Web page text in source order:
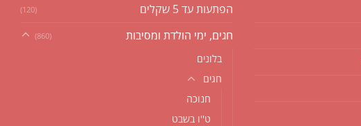
הפתעות עד 5 שקלים (120)
חגים, ימי הולדת ומסיבות (860)
בלונים
חגים
חנוכה
ט''ו בשבט